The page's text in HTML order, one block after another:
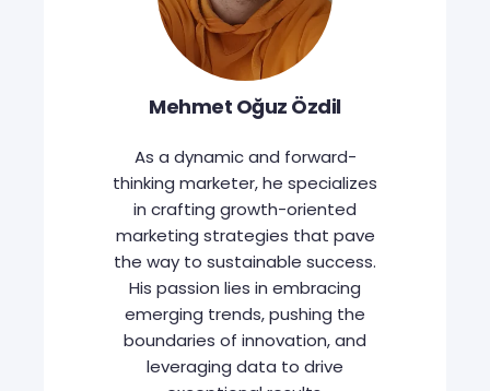
Mehmet Oğuz Özdil
As a dynamic and forward-
thinking marketer, he specializes
in crafting growth-oriented
marketing strategies that pave
the way to sustainable success.
His passion lies in embracing
emerging trends, pushing the
boundaries of innovation, and
leveraging data to drive